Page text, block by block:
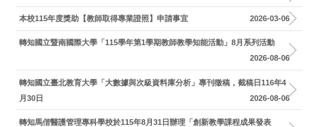
本校115年度獎助【教師取得專業證照】申請事宜 2026-03-06
轉知國立暨南國際大學「115學年第1學期教師教學知能活動」8月系列活動
2026-08-06
轉知國立臺北教育大學「大數據與次級資料庫分析」專刊徵稿，截稿日116年4
月30日
2026-08-06
轉知馬偕醫護管理專科學校於115年8月31日辦理「創新教學課程成果發表